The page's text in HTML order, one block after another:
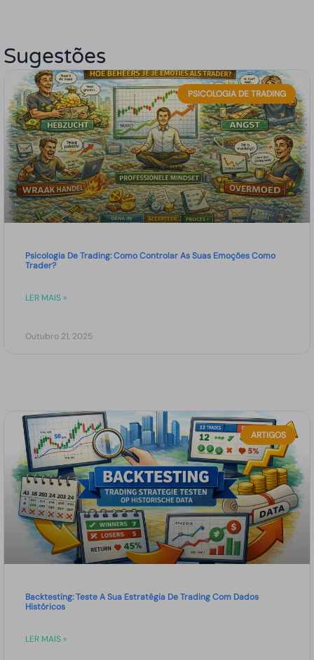
Sugestões
PSICOLOGIA DE TRADING
Psicologia De Trading: Como Controlar As Suas Emoções Como
Trader?
LER MAIS »
Outubro 21, 2025
ARTIGOS
Backtesting: Teste A Sua Estratégia De Trading Com Dados
Históricos
LER MAIS »